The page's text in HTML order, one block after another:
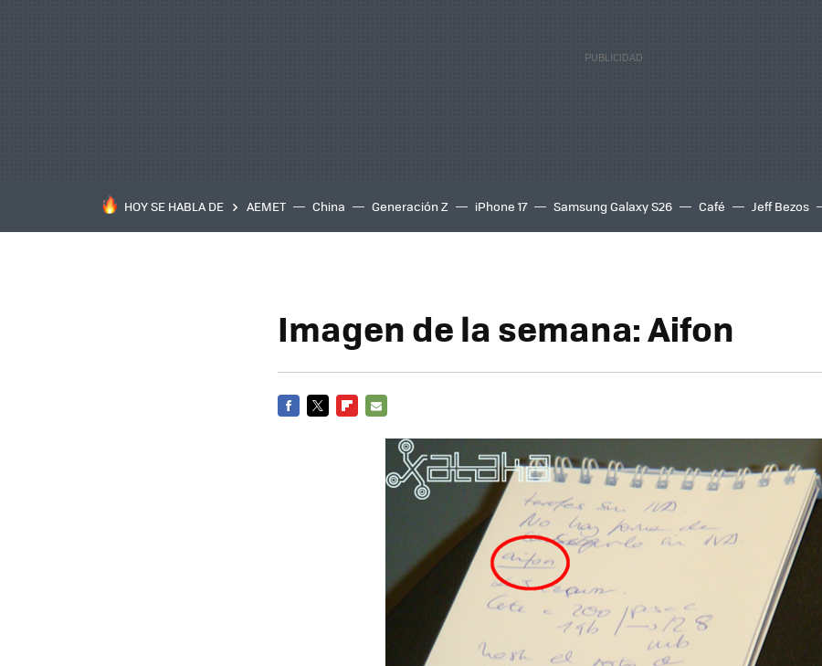
HOY SE HABLA DE AEMET China Generación Z iPhone 17 Samsung Galaxy S26 Café Jeff Bezos
Imagen de la semana: Aifon